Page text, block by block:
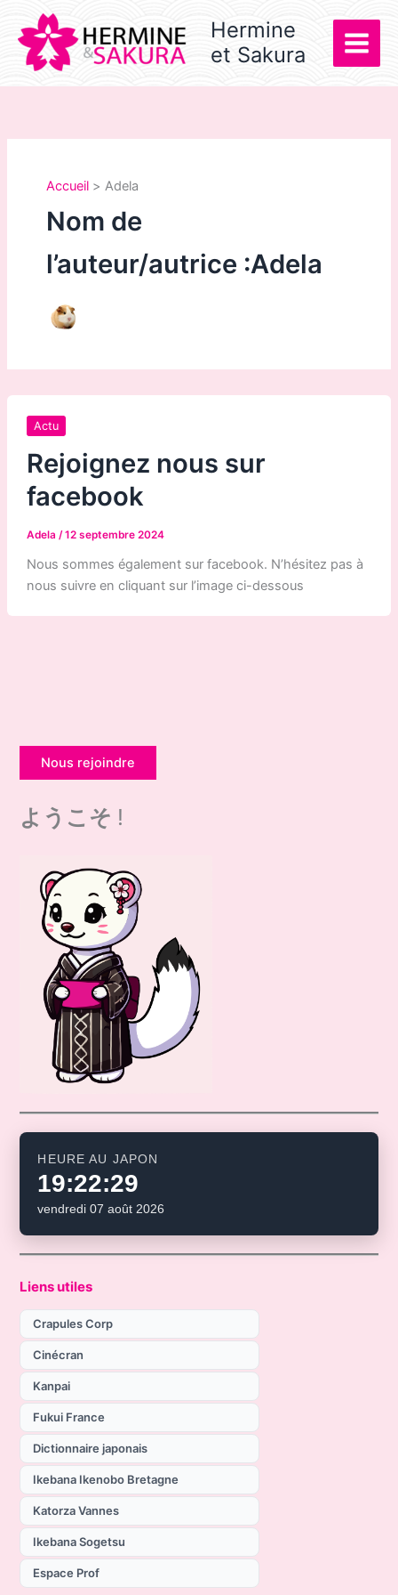
contenu
Hermine
et Sakura
Accueil Adela
Nom de
l’auteur/autrice :Adela
Actu
Rejoignez nous sur
facebook
Adela /12 septembre 2024
Nous sommes également sur facebook. N’hésitez pas à
nous suivre en cliquant sur l’image ci-dessous
Nous rejoindre
ようこそ !
HEURE AU JAPON
19:22:30
vendredi 07 août 2026
Liens utiles
Crapules Corp
Cinécran
Kanpai
Fukui France
Dictionnaire japonais
Ikebana Ikenobo Bretagne
Katorza Vannes
Ikebana Sogetsu
Espace Prof